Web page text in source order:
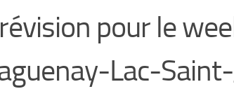
pour le
Lac-